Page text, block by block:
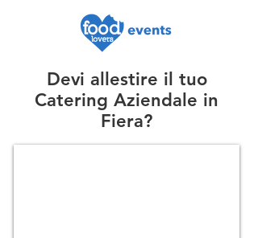
Devi allestire il tuo
Catering Aziendale in
Fiera?